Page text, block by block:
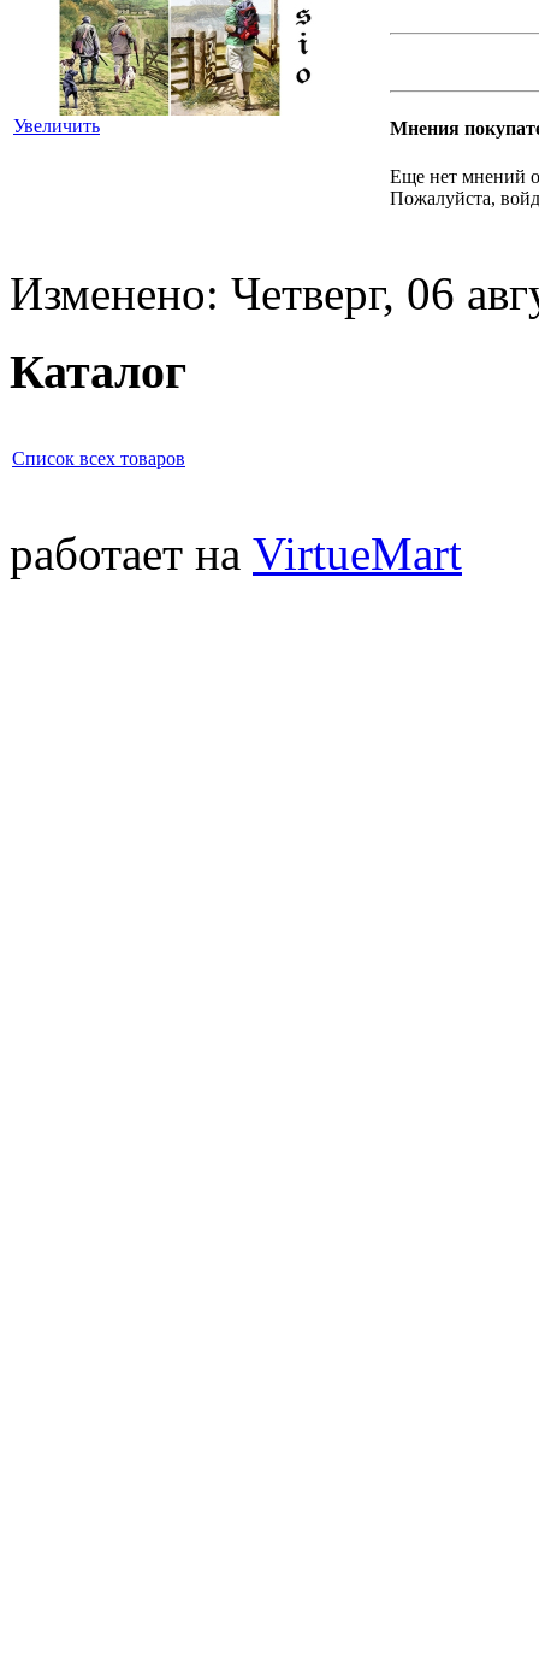
Увеличить Мнения
Еще нет мнений
Пожалуйста,
Изменено: Четверг, 06
Каталог
Список всех товаров
работает на VirtueMart